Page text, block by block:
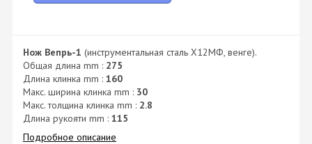
Нож Вепрь-1 (инструментальная сталь Х12МФ, венге).
Общая длина mm : 275
Длина клинка mm : 160
Макс. ширина клинка mm : 30
Макс. толщина клинка mm : 2.8
Длина рукояти mm : 115
Подробное описание